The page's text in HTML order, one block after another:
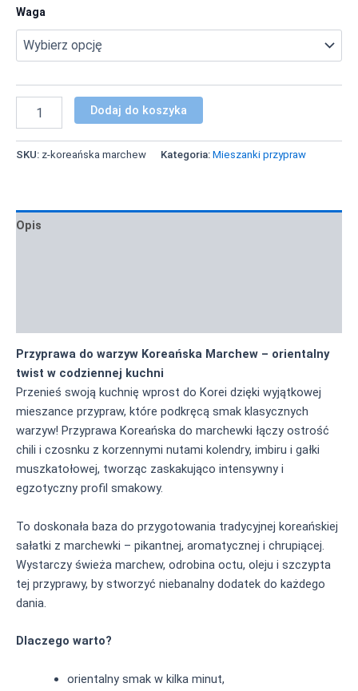
Waga
Dodaj do koszyka
SKU: z-koreańska marchew Kategoria: Mieszanki przypraw
Opis
Przyprawa do warzyw Koreańska Marchew – orientalny
twist w codziennej kuchni
Przenieś swoją kuchnię wprost do Korei dzięki wyjątkowej
mieszance przypraw, które podkręcą smak klasycznych
warzyw! Przyprawa Koreańska do marchewki łączy ostrość
chili i czosnku z korzennymi nutami kolendry, imbiru i gałki
muszkatołowej, tworząc zaskakująco intensywny i
egzotyczny profil smakowy.
To doskonała baza do przygotowania tradycyjnej koreańskiej
sałatki z marchewki – pikantnej, aromatycznej i chrupiącej.
Wystarczy świeża marchew, odrobina octu, oleju i szczypta
tej przyprawy, by stworzyć niebanalny dodatek do każdego
dania.
Dlaczego warto?
orientalny smak w kilka minut,